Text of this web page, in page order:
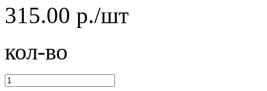
315.00 р./шт
кол-во